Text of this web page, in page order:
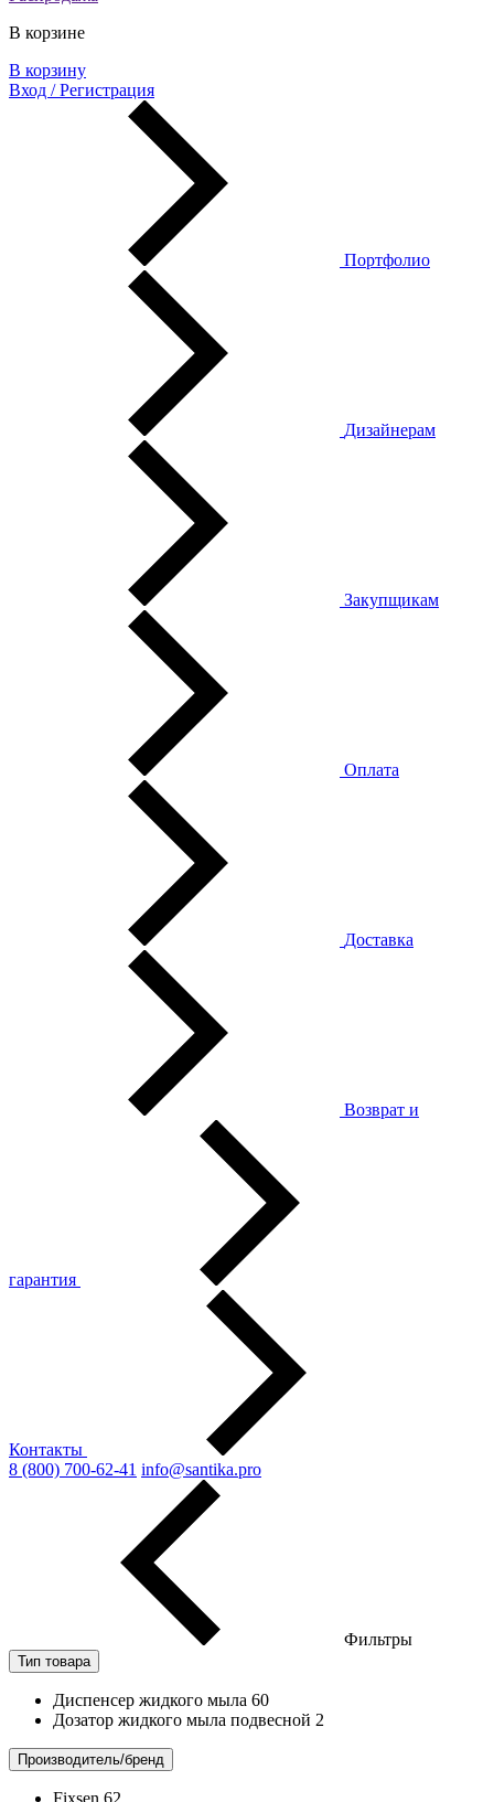
В корзине
В корзину
Вход / Регистрация
Портфолио
Дизайнерам
Закупщикам
Оплата
Доставка
Возврат и
гарантия
Контакты
8 (800) 700-62-41 info@santika.pro
Фильтры
Тип товара
Диспенсер жидкого мыла 60
Дозатор жидкого мыла подвесной 2
Производитель/бренд